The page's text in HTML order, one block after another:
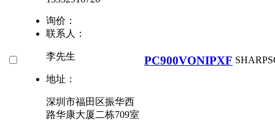
询价：
联系人：
李先生
地址：
深圳市福田区振华西
路华康大厦二栋709室
PC900VONIPXF SHARP